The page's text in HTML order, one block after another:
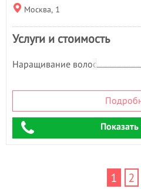
Москва, 1
Услуги и стоимость
Наращивание волос
1 2